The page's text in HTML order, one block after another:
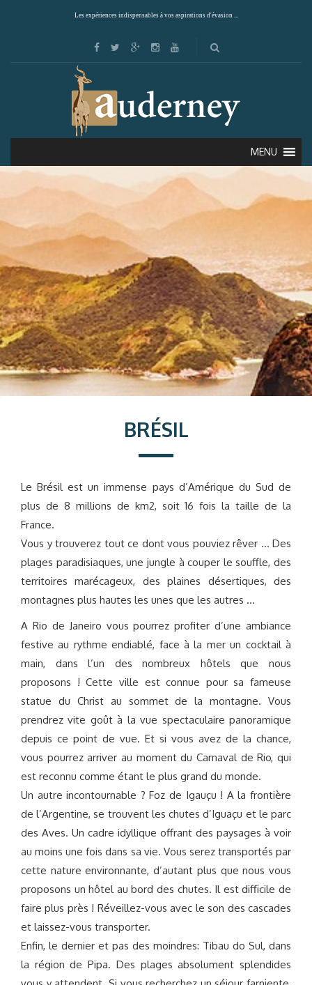
Les expériences indispensables à vos aspirations d'évasion ...
MENU
BRÉSIL
Le Brésil est un immense pays d’Amérique du Sud de
plus de 8 millions de km2, soit 16 fois la taille de la
France.
Vous y trouverez tout ce dont vous pouviez rêver … Des
plages paradisiaques, une jungle à couper le souffle, des
territoires marécageux, des plaines désertiques, des
montagnes plus hautes les unes que les autres …
A Rio de Janeiro vous pourrez profiter d’une ambiance
festive au rythme endiablé, face à la mer un cocktail à
main, dans l’un des nombreux hôtels que nous
proposons ! Cette ville est connue pour sa fameuse
statue du Christ au sommet de la montagne. Vous
prendrez vite goût à la vue spectaculaire panoramique
depuis ce point de vue. Et si vous avez de la chance,
vous pourrez arriver au moment du Carnaval de Rio, qui
est reconnu comme étant le plus grand du monde.
Un autre incontournable ? Foz de Igauçu ! A la frontière
de l’Argentine, se trouvent les chutes d’Iguaçu et le parc
des Aves. Un cadre idyllique offrant des paysages à voir
au moins une fois dans sa vie. Vous serez transportés par
cette nature environnante, d’autant plus que nous vous
proposons un hôtel au bord des chutes. Il est difficile de
faire plus près ! Réveillez-vous avec le son des cascades
et laissez-vous transporter.
Enfin, le dernier et pas des moindres: Tibau do Sul, dans
la région de Pipa. Des plages absolument splendides